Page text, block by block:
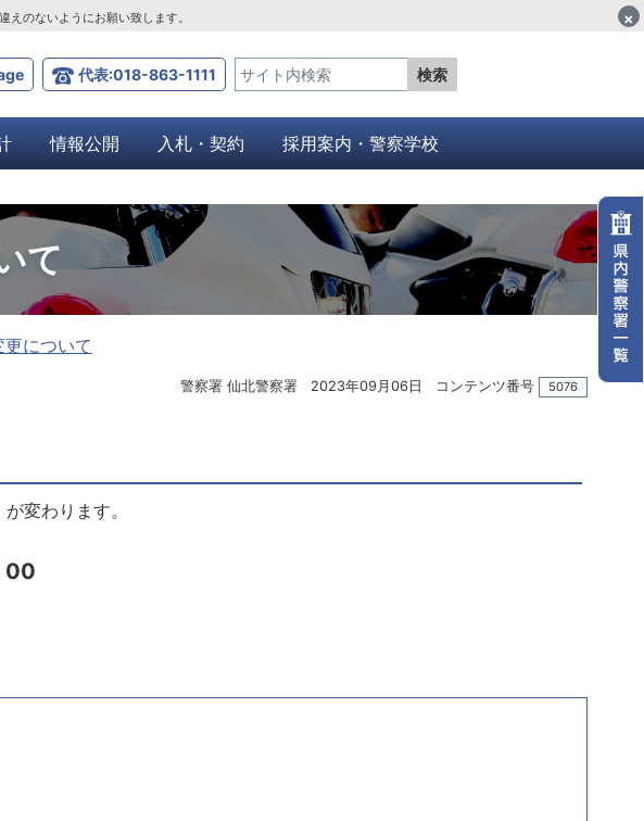
代表:018-863-1111 検索
のないようにお願い致します。 ×
情報公開 入札・契約 採用案内・警察学校
て
について
警察署 仙北警察署 2023年09月06日 コンテンツ番号 5076
変わります。
00